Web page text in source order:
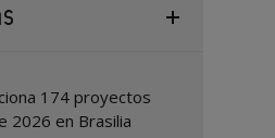
174 proyectos
2026 en Brasilia